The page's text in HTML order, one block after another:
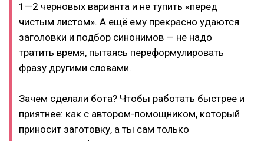
1—2 черновых варианта и не тупить «перед
чистым листом». А ещё ему прекрасно удаются
заголовки и подбор синонимов — не надо
тратить время, пытаясь переформулировать
фразу другими словами.
Зачем сделали бота? Чтобы работать быстрее и
приятнее: как с автором-помощником, который
приносит заготовку, а ты сам только